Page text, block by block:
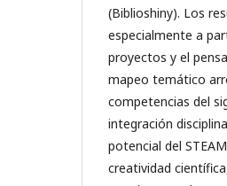
(Biblioshiny). Los
especialmente a
proyectos y el
mapeo temático
competencias del
integración
potencial del
creatividad